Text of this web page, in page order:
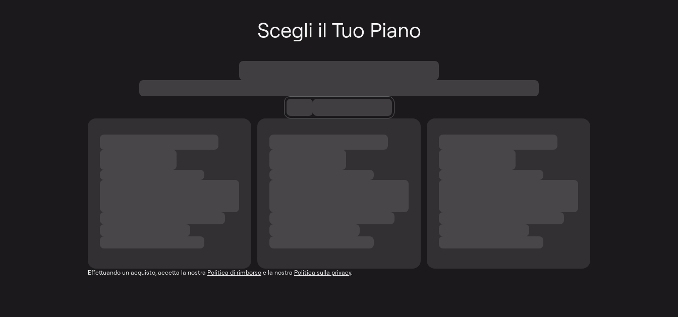
Scegli il Tuo Piano
Effettuando un acquisto, accetta la nostra Politica di rimborso e la nostra Politica sulla privacy.